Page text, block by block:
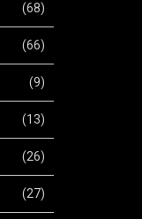
(68)
(66)
(9)
(13)
(26)
(27)